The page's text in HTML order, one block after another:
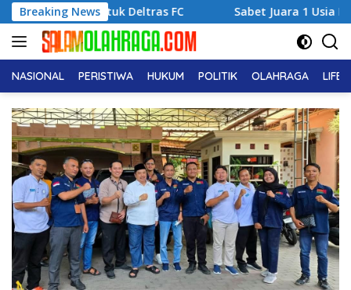
Langsung
ke
konten
Breaking News
untuk Deltras FC Sabet Juara 1 Usia Dini,
NASIONAL PERISTIWA HUKUM POLITIK OLAHRAGA